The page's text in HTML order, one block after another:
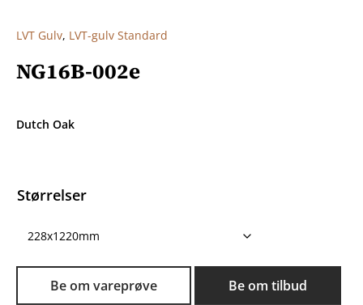
LVT Gulv, LVT-gulv Standard
NG16B-002e
Dutch Oak
Størrelser
Be om vareprøve Be om tilbud